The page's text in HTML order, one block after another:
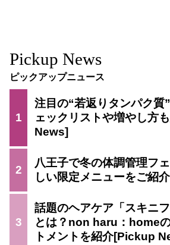
Pickup News
ピックアップニュース
1
注目の“若返りタンパク質
ェックリストや増やし方も
2
八王子で冬の体調管理フ
しい限定メニューをご紹介
3
話題のヘアケア「スキニ
とは？non haru：home
トメントを紹介